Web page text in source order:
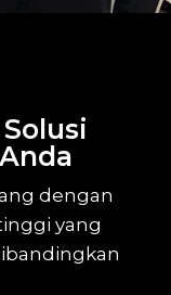
dengan
yang